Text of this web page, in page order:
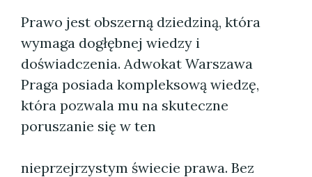
Prawo jest obszerną dziedziną, która
wymaga dogłębnej wiedzy i
doświadczenia. Adwokat Warszawa
Praga posiada kompleksową wiedzę,
która pozwala mu na skuteczne
poruszanie się w ten
nieprzejrzystym świecie prawa. Bez